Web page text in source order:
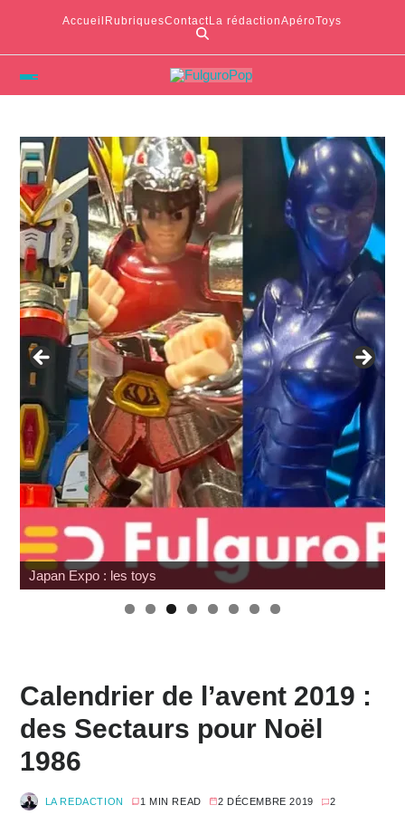
Accueil RubriquesContactLa rédactionApéroToys
Japan Expo : les toys
Calendrier de l’avent 2019 :
des Sectaurs pour Noël
1986
LA REDACTION 1 MIN READ 2 DÉCEMBRE 2019 2